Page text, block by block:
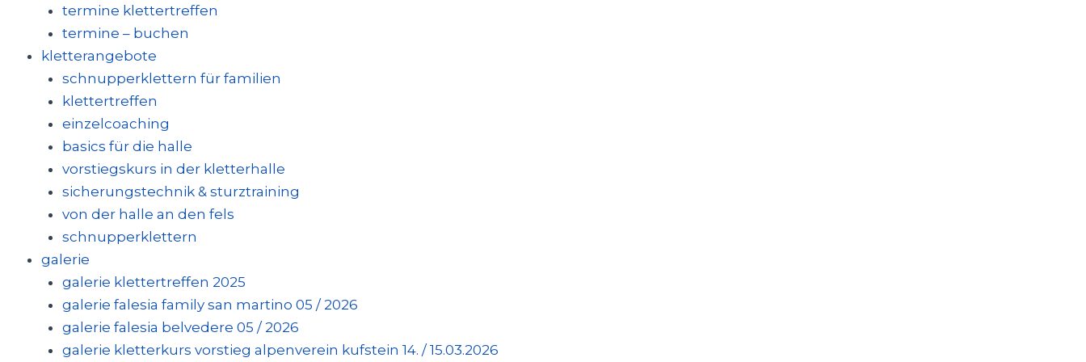
termine klettertreffen
termine – buchen
kletterangebote
schnupperklettern für familien
klettertreffen
einzelcoaching
basics für die halle
vorstiegskurs in der kletterhalle
sicherungstechnik & sturztraining
von der halle an den fels
schnupperklettern
galerie
galerie klettertreffen 2025
galerie falesia family san martino 05 / 2026
galerie falesia belvedere 05 / 2026
galerie kletterkurs vorstieg alpenverein kufstein 14. / 15.03.2026